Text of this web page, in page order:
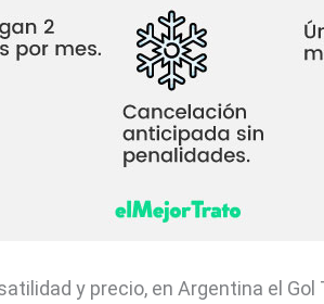
y precio, en Argentina el